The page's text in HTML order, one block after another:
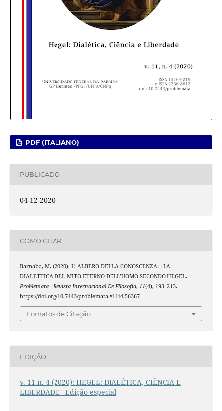
PDF (ITALIANO)
PUBLICADO
04-12-2020
COMO CITAR
Barnaba, M. (2020). L’ ALBERO DELLA CONOSCENZA: : LA
DIALETTICA DEL MITO ETERNO DELL’UOMO SECONDO HEGEL.
Problemata - Revista Internacional De Filosofia, 11(4), 193–213.
https://doi.org/10.7443/problemata.v11i4.56367
Fomatos de Citação
EDIÇÃO
v. 11 n. 4 (2020): HEGEL: DIALÉTICA, CIÊNCIA E
LIBERDADE - Edição especial